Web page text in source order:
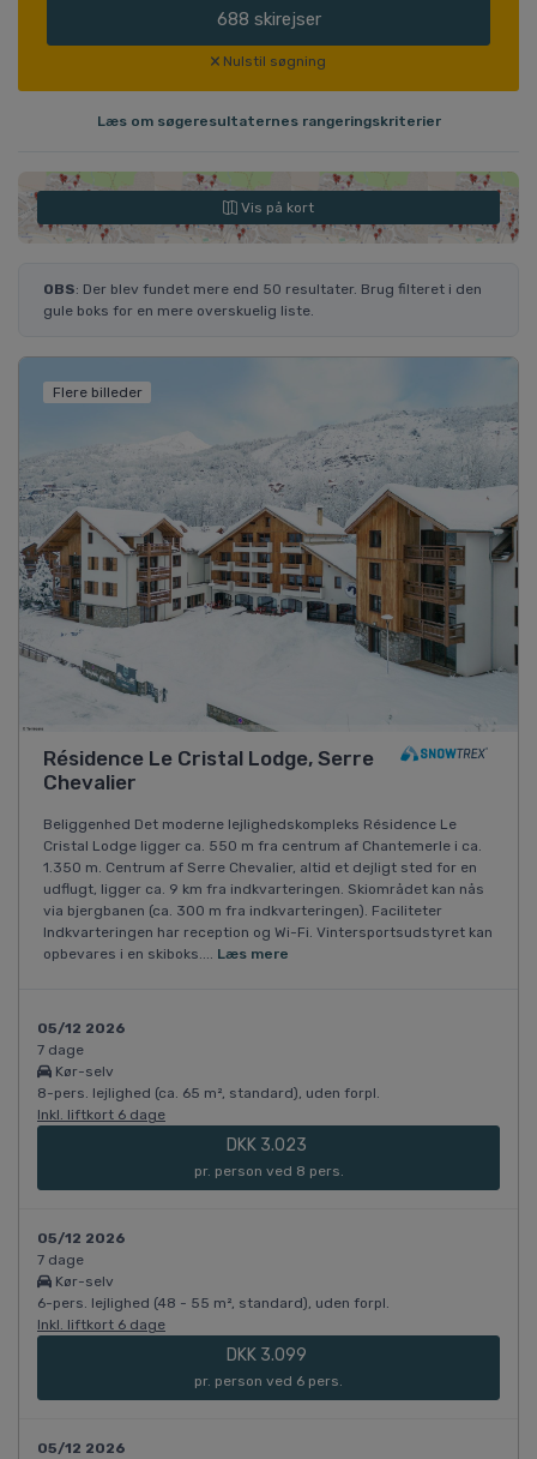
688 skirejser
Nulstil søgning
Læs om søgeresultaternes rangeringskriterier
Vis på kort
OBS: Der blev fundet mere end 50 resultater. Brug filteret i den
gule boks for en mere overskuelig liste.
Flere billeder
Résidence Le Cristal Lodge, Serre
Chevalier
Beliggenhed Det moderne lejlighedskompleks Résidence Le
Cristal Lodge ligger ca. 550 m fra centrum af Chantemerle i ca.
1.350 m. Centrum af Serre Chevalier, altid et dejligt sted for en
udflugt, ligger ca. 9 km fra indkvarteringen. Skiområdet kan nås
via bjergbanen (ca. 300 m fra indkvarteringen). Faciliteter
Indkvarteringen har reception og Wi-Fi. Vintersportsudstyret kan
opbevares i en skiboks.... Læs mere
05/12 2026
7 dage
Kør-selv
8-pers. lejlighed (ca. 65 m², standard), uden forpl.
Inkl. liftkort 6 dage
DKK 3.023
pr. person ved 8 pers.
05/12 2026
7 dage
Kør-selv
6-pers. lejlighed (48 - 55 m², standard), uden forpl.
Inkl. liftkort 6 dage
DKK 3.099
pr. person ved 6 pers.
05/12 2026